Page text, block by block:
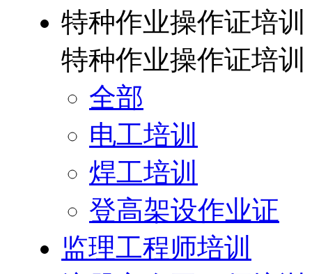
特种作业操作证培训
特种作业操作证培训
全部
电工培训
焊工培训
登高架设作业证
监理工程师培训